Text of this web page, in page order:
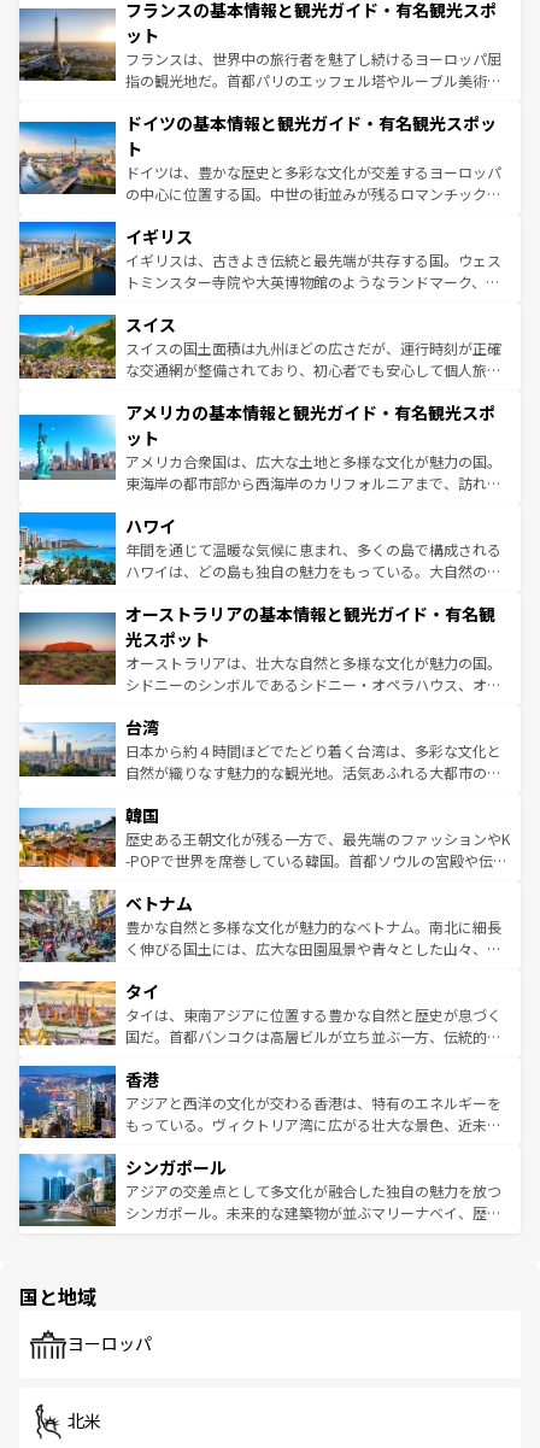
ませてくれるイタリアで、忘れられない旅をしてみよう！
なお、新着のイタリア情報は
しい。
文化が根付くこの国では、情熱的なフラメンコ、熱気あふ
れる闘牛、そして美味しいタパスが生活の一部となってい
る。首都マドリードの洗練された雰囲気や、バルセロナの
アートに溢れた街角から、地方では古代ローマ遺跡や中世
せる。地方によって風土や気候が異なるスペインはその個
ンテンツ一覧 を参照してほしい。
フランスの基本情報と観光ガイド・有名観光スポ
ット
フランスは、世界中の旅行者を魅了し続けるヨーロッパ屈
指の観光地だ。首都パリのエッフェル塔やルーブル美術館
で、幅広い魅力が詰まっている。華麗な宮殿、歴史的な大
聖堂、美しいビーチ、そして豊かな自然が、訪れる者を心
から魅了する。また、フランスは美食の国としても知ら
れ、フランス料理はユネスコ無形文化遺産にも登録されて
香り高いラベンダー畑など、多彩な楽しみ方が可能だ。さ
らに、パリ以外の地域にも魅力が溢れており、どの街角に
も豊かな歴史と文化が息づいている。パリ以外の個性あふ
を参照してほしい。
ドイツの基本情報と観光ガイド・有名観光スポッ
ト
ドイツは、豊かな歴史と多彩な文化が交差するヨーロッパ
の中心に位置する国。中世の街並みが残るロマンチック街
顔を持つこの国は、どこを歩いても飽きることがない。ベ
ルリンの文化的活気、バイエルン州のアルプスの絶景、そ
してライン川沿いのワイン畑といった風景は必見。ビール
は、お酒好きな人にはぜひ体験してほしい。 なお、新着の
ドイツ情報はコンテンツ一覧を参照してほしい。
イギリス
イギリスは、古きよき伝統と最先端が共存する国。ウェス
トミンスター寺院や大英博物館のようなランドマーク、歴
リアごとに異なる魅力がある。また、優雅なアフタヌーン
ティー、ビール好きにはたまらない英国パブ、サッカー観
戦など、本場だからこそできる体験も豊富。イギリスを旅
ンツ一覧を参照してほしい。
スイス
スイスの国土面積は九州ほどの広さだが、運行時刻が正確
な交通網が整備されており、初心者でも安心して個人旅行
の建物がそのまま残る町や、スイスならではのユニークな
博物館もあり、アルプス観光だけでなく町歩きも満喫する
ことができる。国民の所得が高いため物価も高いが、旅行
者向けの交通パス提供のサービスもあり、うまく活用すれ
着のスイス情報は
アメリカの基本情報と観光ガイド・有名観光スポ
ット
アメリカ合衆国は、広大な土地と多様な文化が魅力の国。
東海岸の都市部から西海岸のカリフォルニアまで、訪れる
のような巨大都市は、観光、ショッピング、エンターテイ
ンメントが詰まった刺激的なスポットだ。一方、アメリカ
西部には大自然が広がり、グランドキャニオンやイエロー
部のニューオーリンズでは、音楽と美食が融合した独特の
文化が魅力。旅行者はアメリカの各地域で異なる魅力を楽
しみながら、その多様性と豊かな歴史を感じることができ
るだろう。車でのロードトリップや列車の旅も、アメリカ
情報は
ハワイ
年間を通じて温暖な気候に恵まれ、多くの島で構成される
ハワイは、どの島も独自の魅力をもっている。大自然の神
ワイ島は見逃せない。また、定番の観光地といえばオアフ
島だが、静かな自然を求めるならマウイ島やカウアイ島が
おすすめ。エメラルドグリーンに輝く海をはじめ、豊かな
文化や歴史が息づいている。「アロハスピリット」と呼ば
人々、おいしいローカルフードやハワイアンミュージッ
ク、伝統的なフラダンスなど、すべてがハワイの魅力を彩
っている。訪れるたびに新しい発見と感動が待っているハ
はコンテンツ一覧
オーストラリアの基本情報と観光ガイド・有名観
光スポット
オーストラリアは、壮大な自然と多様な文化が魅力の国。
シドニーのシンボルであるシドニー・オペラハウス、オー
リアリーフや大陸中央部にそびえるウルル（エアーズロッ
ク）、タスマニアの美しい原生林やケアンズの熱帯雨林な
ど、見どころがたくさん。また、カフェやワイン、オージ
いる。アクティビティも充実しており、サーフィンやダイ
ビング、ハイキングなど、アウトドア好きにはたまらな
い。オーストラリアの多彩な魅力を存分に味わいつくそ
参照してほしい。
台湾
日本から約４時間ほどでたどり着く台湾は、多彩な文化と
自然が織りなす魅力的な観光地。活気あふれる大都市の台
ン）、静ひつな山岳地帯である台湾東部など、都市の喧騒
と山間の静けさが共存しており、訪れる人に新しい発見と
驚きをもたらしてくれる。また、奥深い台湾の食文化も魅
容にもいいと評判のスイーツなど、バラエティ豊かな料理
が味わえる。 なお、新着の台湾情報は コンテンツ一覧を参
照してほしい。
韓国
歴史ある王朝文化が残る一方で、最先端のファッションやK
-POPで世界を席巻している韓国。首都ソウルの宮殿や伝統
き、地方に足を延ばせば四季折々の自然美を楽しむことが
できる。そして、キムチや焼肉、絶品のストリートフード
まで、さまざまな韓国料理が待っている。夜には、韓国な
リティに包まれながら、韓国の多彩な魅力を心ゆくまで味
わってみてほしい。 なお、新着の韓国情報はコンテンツ一
覧を参照してほしい。
ベトナム
豊かな自然と多様な文化が魅力的なベトナム。南北に細長
く伸びる国土には、広大な田園風景や青々とした山々、世
急速な発展と共に伝統が息づく。ハノイの古い町並みやホ
ーチミン市のフランス統治時代の建物も、独特の雰囲気を
醸し出している。また、バラエティの豊かさとおいしさで
とつ。フォーやバインミー、ベトナムコーヒーなどは、ぜ
ひ現地で味わいたい。どの地域を訪れてもあたたかい人々
が旅行者を迎えてくれるので、きっと忘れられない旅にな
参照してほしい。
タイ
タイは、東南アジアに位置する豊かな自然と歴史が息づく
国だ。首都バンコクは高層ビルが立ち並ぶ一方、伝統的な
の活気が交差している。北部ではチェンマイなどの山岳地
帯で自然と触れ合い、南部ではプーケットやクラビの美し
いビーチでリゾート気分を楽しむことができる。タイ料理
激する。気候は一年中温暖で、どの季節にも異なる楽しみ
が待っている。親しみやすいタイの人々、仏教を中心とし
た文化、そして多様な観光資源が、訪れる旅人を魅了し続
香港
アジアと西洋の文化が交わる香港は、特有のエネルギーを
もっている。ヴィクトリア湾に広がる壮大な景色、近未来
み、どこを訪れても感動するはず。観光スポットが密集し
ており、効率よく見どころを回れるのも魅力。息をのむよ
うな絶景から文化的な体験まで、香港を存分に楽しみ尽く
シンガポール
アジアの交差点として多文化が融合した独自の魅力を放つ
シンガポール。未来的な建築物が並ぶマリーナベイ、歴史
で、ホーカーズは地元の風情を楽しめる外せないスポット
国と地域
ヨーロッパ
北米